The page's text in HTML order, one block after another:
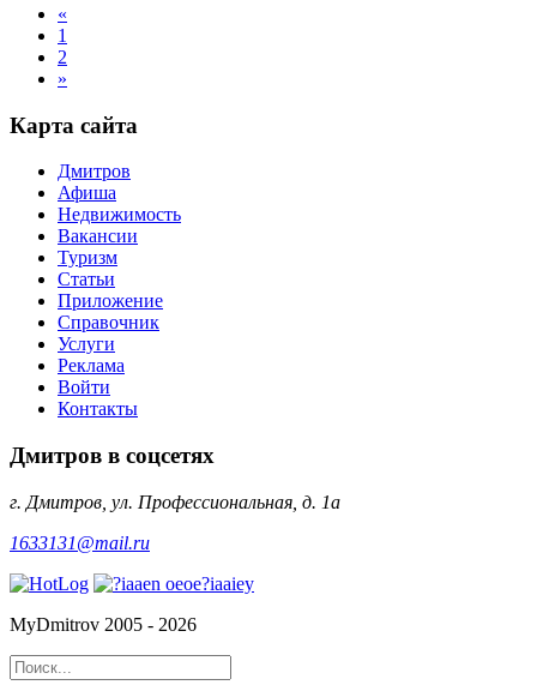
«
1
2
»
Карта сайта
Дмитров
Афиша
Недвижимость
Вакансии
Туризм
Статьи
Приложение
Справочник
Услуги
Реклама
Войти
Контакты
Дмитров в соцсетях
г. Дмитров, ул. Профессиональная, д. 1а
1633131@mail.ru
MyDmitrov 2005 - 2026